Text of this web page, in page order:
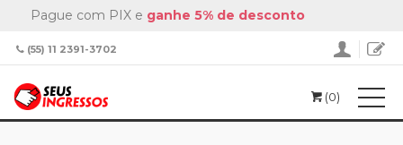
Pague com PIX e ganhe 5% de desconto
(55) 11 2391-3702
(0)
Home Passeios